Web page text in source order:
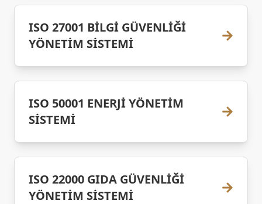
ISO 27001 BİLGİ GÜVENLİĞİ
YÖNETİM SİSTEMİ
ISO 50001 ENERJİ YÖNETİM
SİSTEMİ
ISO 22000 GIDA GÜVENLİĞİ
YÖNETİM SİSTEMİ